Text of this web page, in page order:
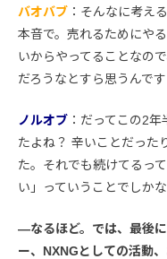
バオバブ ：そんなに考え
本音で。売れるためにや
いからやってることなの
だろうなとすら思うんです
ノルオブ ：だってこの2
たよね？ 辛いことだった
た。それでも続けてるっ
い」っていうことでしかな
―なるほど。では、最後
ー、NXNGとしての活動